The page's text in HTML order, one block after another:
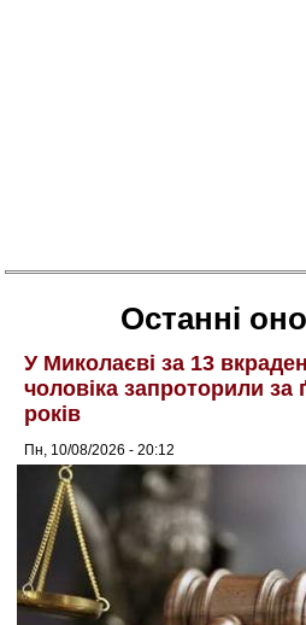
Останні
У Миколаєві за 13
чоловіка запроторили за
років
Пн, 10/08/2026 - 20:12